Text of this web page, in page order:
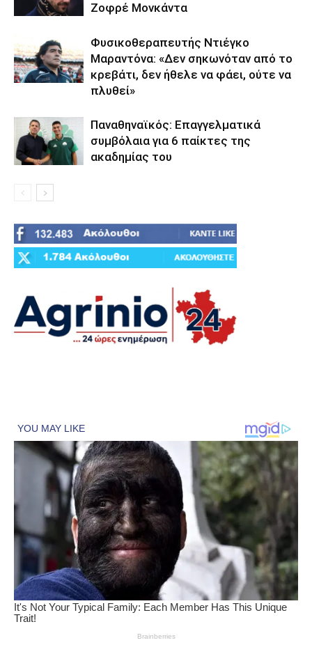
Ζοφρέ Μονκάντα
Φυσικοθεραπευτής Ντιέγκο
Μαραντόνα: «Δεν σηκωνόταν από το
κρεβάτι, δεν ήθελε να φάει, ούτε να
πλυθεί»
Παναθηναϊκός: Επαγγελματικά
συμβόλαια για 6 παίκτες της
ακαδημίας του